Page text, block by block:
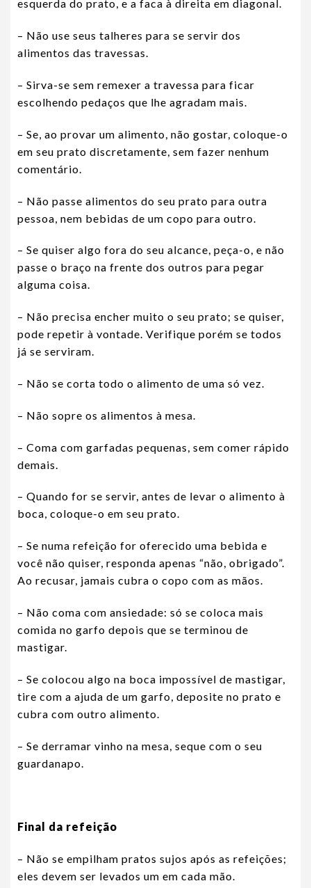
esquerda do prato, e a faca à direita em diagonal.
– Não use seus talheres para se servir dos
alimentos das travessas.
– Sirva-se sem remexer a travessa para ficar
escolhendo pedaços que lhe agradam mais.
– Se, ao provar um alimento, não gostar, coloque-o
em seu prato discretamente, sem fazer nenhum
comentário.
– Não passe alimentos do seu prato para outra
pessoa, nem bebidas de um copo para outro.
– Se quiser algo fora do seu alcance, peça-o, e não
passe o braço na frente dos outros para pegar
alguma coisa.
– Não precisa encher muito o seu prato; se quiser,
pode repetir à vontade. Verifique porém se todos
já se serviram.
– Não se corta todo o alimento de uma só vez.
– Não sopre os alimentos à mesa.
– Coma com garfadas pequenas, sem comer rápido
demais.
– Quando for se servir, antes de levar o alimento à
boca, coloque-o em seu prato.
– Se numa refeição for oferecido uma bebida e
você não quiser, responda apenas “não, obrigado”.
Ao recusar, jamais cubra o copo com as mãos.
– Não coma com ansiedade: só se coloca mais
comida no garfo depois que se terminou de
mastigar.
– Se colocou algo na boca impossível de mastigar,
tire com a ajuda de um garfo, deposite no prato e
cubra com outro alimento.
– Se derramar vinho na mesa, seque com o seu
guardanapo.
Final da refeição
– Não se empilham pratos sujos após as refeições;
eles devem ser levados um em cada mão.